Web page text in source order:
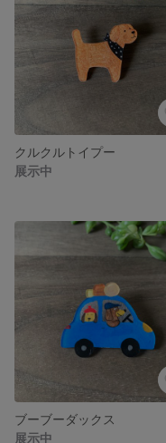
クルクルトイプー
展示中
ブーブーダックス
展示中